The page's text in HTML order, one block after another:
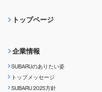
トップページ
企業情報
SUBARUのありたい姿
トップメッセージ
SUBARU 2025方針